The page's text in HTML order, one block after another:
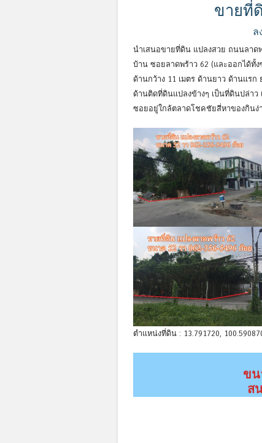
ขายที่
ล
นำเสนอขายที่ดิน แปลงสวย ถนนลาดพ
บ้าน ซอยลาดพร้าว 62 (และออกได้ทั้
ด้านกว้าง 11 เมตร ด้านยาว ด้านแร
ด้านติดที่ดินแปลงข้างๆ เป็นที่ดินปล่าว
ซอยอยู่ใกล้ตลาดโชคชัยสี่หาของกินง่
ตำแหน่งที่ดิน : 13.791720,
ขน
ส